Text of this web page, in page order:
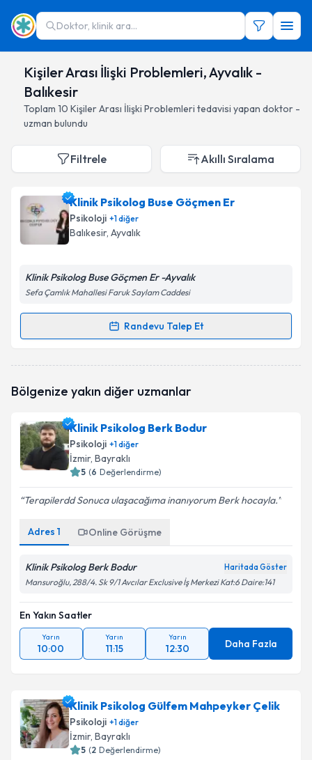
Doktor, klinik ara...
Kişiler Arası İlişki Problemleri, Ayvalık -
Balıkesir
Toplam 10 Kişiler Arası İlişki Problemleri tedavisi yapan doktor -
uzman bulundu
Filtrele Akıllı Sıralama
Klinik Psikolog Buse Göçmen Er
Psikoloji +1diğer
Balıkesir, Ayvalık
Klinik Psikolog Buse Göçmen Er -Ayvalık
Sefa Çamlık Mahallesi Faruk Saylam Caddesi
Randevu Talep Et
Randevu Takvimi Talebi
takvimi talebi oluşturun. Size bu uzmandan randevu
bilgilendireceğiz.
E-posta Adresiniz
Metni'ni okudum ve kişisel verilerimin belirtilen
kapsamda işlenmesini kabul ediyorum.
Takvim Talebini Gönder
Bölgenize yakın diğer uzmanlar
Klinik Psikolog Berk Bodur
Psikoloji +1diğer
İzmir, Bayraklı
5 (6 Değerlendirme)
Terapilerdd Sonuca ulaşacağıma inanıyorum Berk hocayla.
Adres 1 Online Görüşme
Klinik Psikolog Berk Bodur Haritada Göster
Mansuroğlu, 288/4. Sk 9/1 Avcılar Exclusive İş Merkezi Kat:6 Daire:141
En Yakın Saatler
Yarın
10:00
Yarın
11:15
Yarın
12:30 Daha Fazla
Klinik Psikolog Gülfem Mahpeyker Çelik
Psikoloji +1diğer
İzmir, Bayraklı
5 (2 Değerlendirme)